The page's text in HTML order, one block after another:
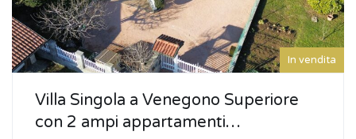
In vendita
Villa Singola a Venegono Superiore
con 2 ampi appartamenti…